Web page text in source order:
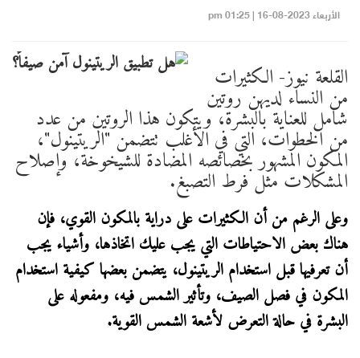
الأربعاء 2023-08-16 | 01:25 pm
القلعة نيوز- الكثيرات
من النساء لديهن روتين
شامل للعناية بالبشرة، ويتكون هذا الروتين من عدد
من الخطوات، التي في الأغلب تتضمن "الريتينول"،
المكون المشهور بخصائصه المضادة للشيخوخة، وإصلاح
المشكلات مثل فرط التصبغ.
وعلى الرغم من أن الكثيرات على دراية بالمكون القوي، فإن
هناك بعض الاحتياطات التي يجب عليك اتخاذها، وأشياء يجب
أن تعرفيها قبل استخدام الريتينول، يتضمن بعضها كيفية استخدام
المكون في فصل الصيف، وتأثير الشمس فيه، ومفعوله على
البشرة في حالة التعرض لأشعة الشمس القوية.